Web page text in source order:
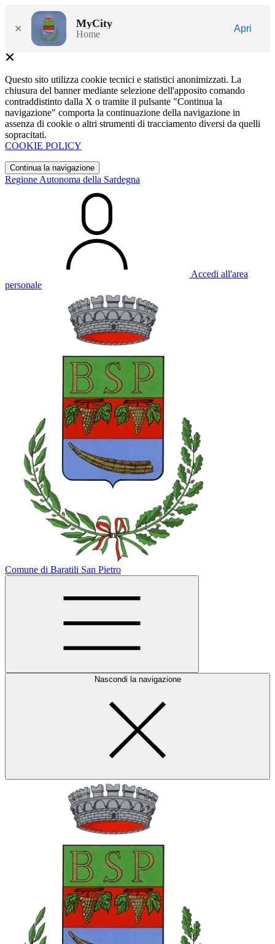
× MyCity
Home
Apri
Questo sito utilizza cookie tecnici e statistici anonimizzati. La
chiusura del banner mediante selezione dell'apposito comando
contraddistinto dalla X o tramite il pulsante "Continua la
navigazione" comporta la continuazione della navigazione in
assenza di cookie o altri strumenti di tracciamento diversi da quelli
sopracitati.
COOKIE POLICY
Continua la navigazione
Regione Autonoma della Sardegna
Accedi all'area
personale
Comune di Baratili San Pietro
Nascondi la navigazione